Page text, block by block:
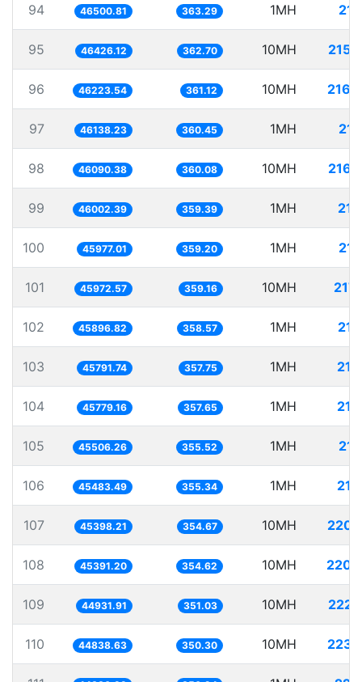
94 46500.81 363.29 1MH
95 46426.12 362.70 10MH
96 46223.54 361.12 10MH
97 46138.23 360.45 1MH
98 46090.38 360.08 10MH
99 46002.39 359.39 1MH
100 45977.01 359.20 1MH
101 45972.57 359.16 10MH
102 45896.82 358.57 1MH
103 45791.74 357.75 1MH
104 45779.16 357.65 1MH
105 45506.26 355.52 1MH
106 45483.49 355.34 1MH
107 45398.21 354.67 10MH
108 45391.20 354.62 10MH
109 44931.91 351.03 10MH
110 44838.63 350.30 10MH